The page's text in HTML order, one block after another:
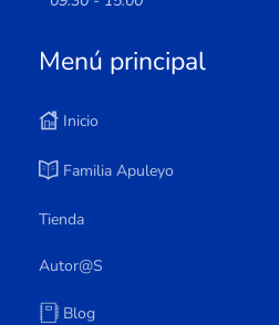
Menú principal
Inicio
Familia Apuleyo
Tienda
Autor@s
Blog